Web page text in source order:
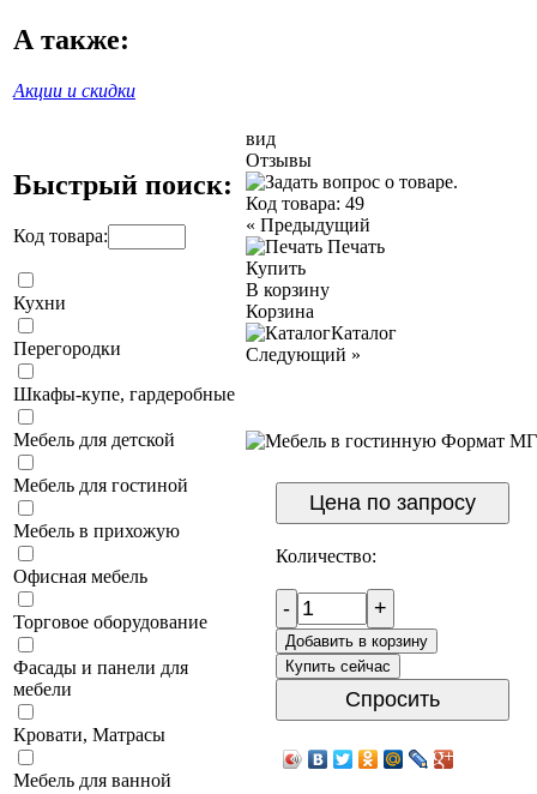
А также:
Акции и скидки
Быстрый поиск:
Код товара:
Кухни
Перегородки
Шкафы-купе, гардеробные
Мебель для детской
Мебель для гостиной
Мебель в прихожую
Офисная мебель
Торговое оборудование
Фасады и панели для
мебели
Кровати, Матрасы
Мебель для ванной
вид
Отзывы
Код товара: 49
« Предыдущий
Печать
Купить
В корзину
Корзина
Каталог
Следующий »
Цена по запросу
Количество:
- +
Добавить в корзину
Купить сейчас
Спросить